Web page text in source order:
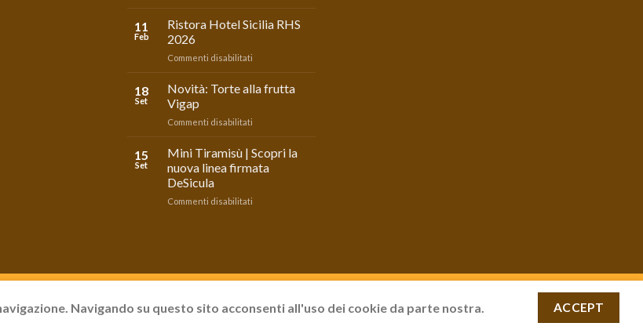
brioche,
11
Feb
Ristora Hotel Sicilia RHS
2026
Commenti disabilitati
Hotel
18
Set
Novità: Torte alla frutta
Vigap
Commenti disabilitati
Torte
frutta
15
Set
Mini Tiramisù | Scopri la
nuova linea firmata
DeSicula
Commenti disabilitati
nuova
firmata
Navigando su questo sito acconsenti all'uso dei cookie da parte nostra. ACCEPT